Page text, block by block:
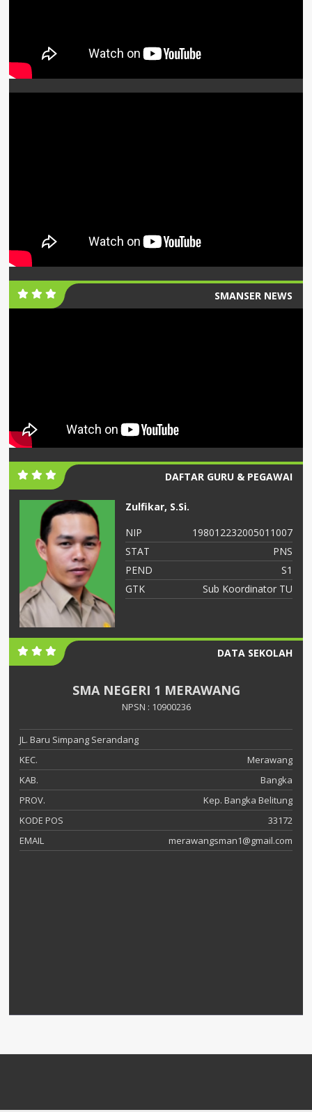
SMANSER NEWS
DAFTAR GURU & PEGAWAI
Zulfikar, S.Si.
NIP
198012232005011007
STAT
PNS
PEND
S1
GTK
Sub Koordinator TU
DATA SEKOLAH
SMA NEGERI 1 MERAWANG
NPSN : 10900236
JL. Baru Simpang Serandang
KEC.
Merawang
KAB.
Bangka
PROV.
Kep. Bangka Belitung
KODE POS
33172
EMAIL
merawangsman1@gmail.com